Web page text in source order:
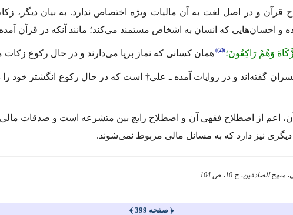
قرآن و در اصل لغت به آن مالیات ویژه اختصاص ندارد. به بیان دیگر،
احسان‌هایی كه انسان به اشخاص مستمند می‌كند؛ مانند آنكه در قرآن
وَهُمْ رَاكِعُونَ؛ (2) همان کسانی که نماز برپا می‌دارند و در حال رکوع زکات
گفته‌اند و در روایات آمده ـ علی† است كه در حال ركوع انگشتر خود را
اعم از اصطلاح فقهی آن و اصطلاح رایج بین متشرعه است و صدقات
دیگری نیز دارد كه به مسائل مالی مربوط نمی‌شوند.
﴿ صفحه 399 ﴾